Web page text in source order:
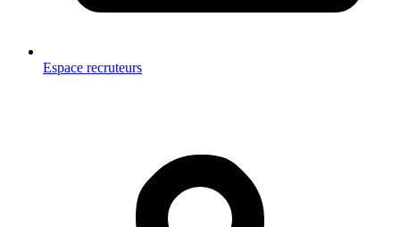
Espace recruteurs